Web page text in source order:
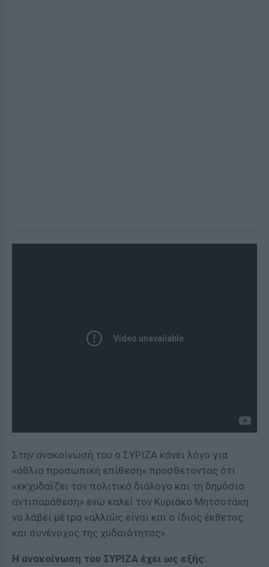
Στην ανακοίνωσή του ο ΣΥΡΙΖΑ κάνει λόγο για
«άθλια προσωπική επίθεση» προσθέτοντας ότι
«εκχυδαΐζει τον πολιτικό διάλογο και τη δημόσια
αντιπαράθεση» ενώ καλεί τον Κυριάκο Μητσοτάκη
να λάβει μέτρα «αλλιώς είναι και ο ίδιος έκθετος
και συνένοχος της χυδαιότητας».
Η ανακοίνωση του ΣΥΡΙΖΑ έχει ως εξής: